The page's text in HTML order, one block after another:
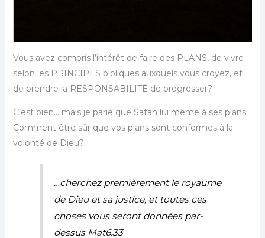
Vous avez compris l’intérêt de faire des PLANS, de vivre
selon les PRINCIPES bibliques auxquels vous croyez, et
de prendre la RESPONSABILITÉ de progresser?
C’est bien… mais je parie que Satan lui même à ses plans.
Comment être sûr que vos plans sont conformes à la
volonté de Dieu?
…cherchez premièrement le royaume
de Dieu et sa justice, et toutes ces
choses vous seront données par-
dessus Mat6.33